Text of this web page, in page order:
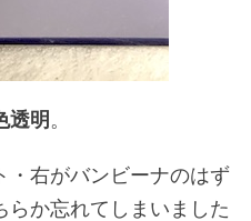
透明 。
・右がバンビーナのはず
らか忘れてしまいました